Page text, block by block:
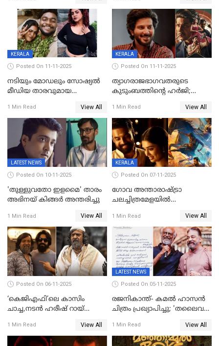
ബിയര്‍ കുപ്പി തലയ്ക്ക് അടിച്ച്
പൊട്ടിക്കുമെന്ന്
ഭീഷണി;അശ്ലീല
മെസേജുകളും വെളിപ്പെടുത്തി
മൃദുല വിജയ്
വില്ലത്തരത്തിന്റെ അങ്ങേയറ്റം;
മമ്മൂട്ടി മാജിക്ക്, കളങ്കാവല്‍
ട്രെയിലര്‍ പുറത്ത്
KERALA
Posted On 11-11-2025
നടിയും മോഡലും സോഷ്യൽ
മീഡിയ താരവുമായ
ഇന്ന്‌ നല്ലൊരു ബിസി ഡേ
ആയിരുന്നുവെന്ന് നന്ദിത
ശങ്കര
1 Min Read View All
KERALA
Posted On 11-11-2025
ത്യാഗരാജഭാഗവതരുടെ
കുടുംബത്തിന്റെ ഹര്‍ജി;
ഹൈക്കോടതി നോട്ടീസ്‌
1 Min Read View All
LATEST NEWS
Posted On 10-11-2025
'തുള്ളുവതോ ഇളമൈ' താരം
അഭിനയ് കിങ്ങർ അന്തരിച്ചു
1 Min Read View All
KERALA
Posted On 07-11-2025
ഗോവ അന്താരാഷ്ട്രാ
ചലച്ചിത്രമേളയില്‍
മലയാളത്തില്‍നിന്ന്
ഏകചിത്രമായി 'എആര്‍എം';
1 Min Read View All
Posted On 06-11-2025
‘കെജിഎഫി’ലെ കാസിം
ചാച്ച,നടൻ ഹരീഷ് റായ്
1 Min Read View All
LATEST NEWS
Posted On 05-11-2025
രജനികാന്ത്- കമൽ ഹാസൻ
ചിത്രം പ്രഖ്യാപിച്ചു; 'തലൈവർ
1 Min Read View All